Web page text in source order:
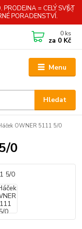
PRODEJNA = CELÝ SVĚT
PORADENSTVÍ.
Menu
Hledat
0 ks
za 0 Kč
OWNER 5111 5/0
0